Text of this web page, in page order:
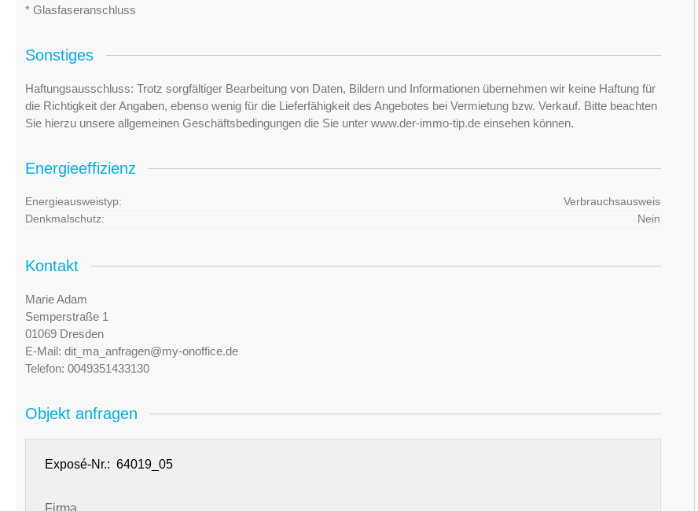
* Glasfaseranschluss
Sonstiges
Haftungsausschluss: Trotz sorgfältiger Bearbeitung von Daten, Bildern und Informationen übernehmen wir keine Haftung für
die Richtigkeit der Angaben, ebenso wenig für die Lieferfähigkeit des Angebotes bei Vermietung bzw. Verkauf. Bitte beachten
Sie hierzu unsere allgemeinen Geschäftsbedingungen die Sie unter www.der-immo-tip.de einsehen können.
Energieeffizienz
Energieausweistyp:
Verbrauchsausweis
Denkmalschutz:
Nein
Kontakt
Marie Adam
Semperstraße 1
01069 Dresden
E-Mail: dit_ma_anfragen@my-onoffice.de
Telefon: 0049351433130
Objekt anfragen
Exposé-Nr.:
Firma